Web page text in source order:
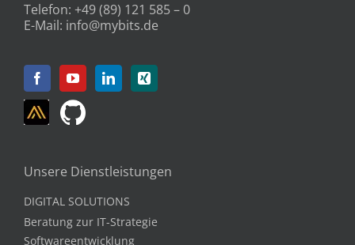
Telefon: +49 (89) 121 585 – 0
E-Mail: info@mybits.de
Unsere Dienstleistungen
DIGITAL SOLUTIONS
Beratung zur IT-Strategie
Softwareentwicklung